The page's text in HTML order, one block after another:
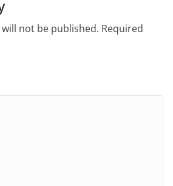
not be published. Required